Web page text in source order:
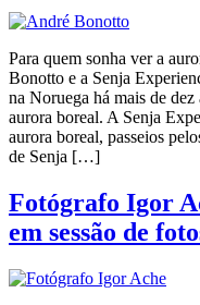
Para quem sonha ver a
Bonotto e a Senja
na Noruega há mais de
aurora boreal. A Senja
aurora boreal, passeios
de Senja […]
Fotógrafo Igor
em sessão de